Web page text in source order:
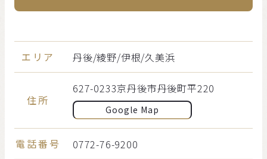
エリア 丹後/綾野/伊根/久美浜
住所
627-0233京丹後市丹後町平220
Google Map
電話番号 0772-76-9200